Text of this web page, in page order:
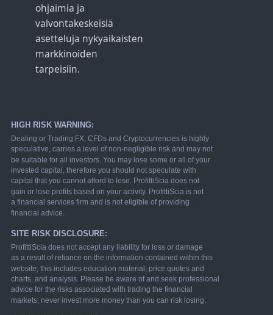
ohjaimia ja
valvontakeskeisiä
asetteluja nykyaikaisten
markkinoiden
tarpeisiin.